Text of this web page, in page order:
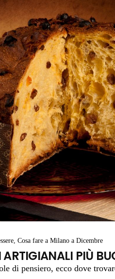
Cosa fare a Milano a Dicembre
ARTIGIANALI PIÙ
di pensiero, ecco dove